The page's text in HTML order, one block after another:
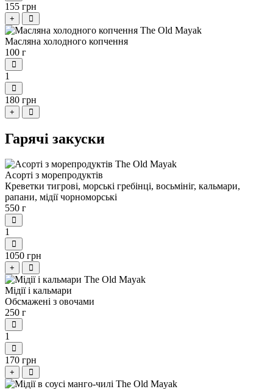
155 грн
+
Масляна холодного копчення
100 г
1
180 грн
+
Гарячі закуски
Асорті з морепродуктів
Креветки тигрові, морські гребінці, восьмініг, кальмари,
рапани, мідії чорноморські
550 г
1
1050 грн
+
Мідії і кальмари
Обсмажені з овочами
250 г
1
170 грн
+